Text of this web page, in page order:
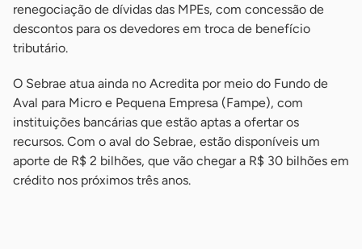
renegociação de dívidas das MPEs, com concessão de
descontos para os devedores em troca de benefício
tributário.
O Sebrae atua ainda no Acredita por meio do Fundo de
Aval para Micro e Pequena Empresa (Fampe), com
instituições bancárias que estão aptas a ofertar os
recursos. Com o aval do Sebrae, estão disponíveis um
aporte de R$ 2 bilhões, que vão chegar a R$ 30 bilhões em
crédito nos próximos três anos.